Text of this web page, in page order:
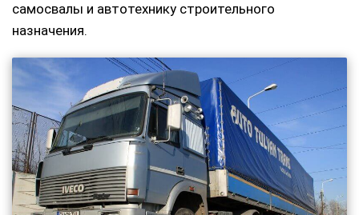
самосвалы и автотехнику строительного
назначения.